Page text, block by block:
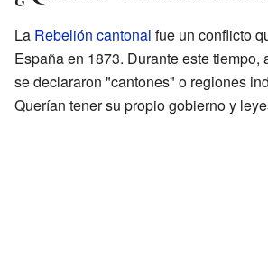
La Rebelión cantonal fue un conflicto
España en 1873. Durante este tiempo,
se declararon "cantones" o regiones
Querían tener su propio gobierno y